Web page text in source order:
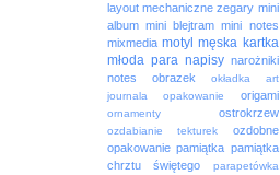
layout mechaniczne zegary mini
album mini blejtram mini notes
mixmedia motyl męska kartka
młoda para napisy narożniki
notes
obrazek
okładka art
journala
opakowanie origami
ornamenty ostrokrzew
ozdabianie tekturek
ozdobne
opakowanie pamiątka pamiątka
chrztu świętego
parapetówka